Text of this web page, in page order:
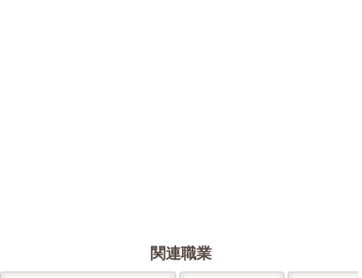
関連職業